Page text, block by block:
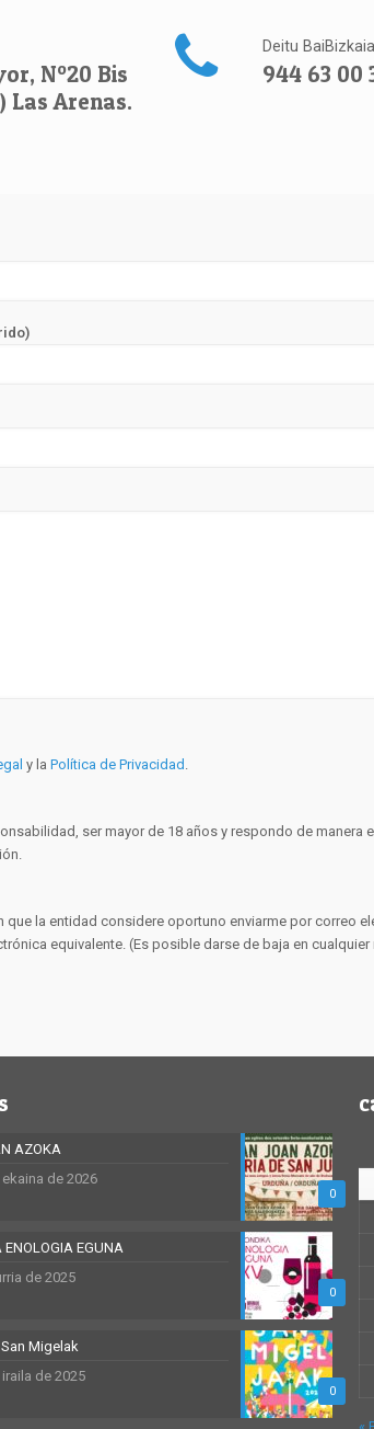
Nº20 Bis
Las Arenas.
Deitu BaiBizkaia
944 63 00
y la Política de Privacidad .
ser mayor de 18 años y respondo de manera
la entidad considere oportuno enviarme por correo
equivalente. (Es posible darse de baja en
0
AZOKA
ekaina de 2026
0
ENOLOGIA EGUNA
de 2025
0
Migelak
de 2025